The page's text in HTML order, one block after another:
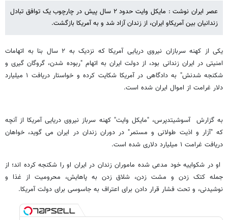
عصر ایران نوشت : مایکل وایت حدود ۲ سال پیش در چارچوب یک توافق تبادل
زندانیان بین آمریکاو ایران، از زندان آزاد شد و به آمریکا بازگشت.
یکی از کهنه سربازان نیروی دریایی آمریکا که نزدیک به ۲ سال بنا به اتهامات
امنیتی در ایران زندانی بود، از دولت ایران به اتهام "ربوده شدن، گروگان گیری و
شکنجه شدنش" به دادگاهی در آمریکا شکایت کرده و خواستار دریافت ۱ میلیارد
دلار غرامت از اموال ایران شده است.
به گزارش آسوشیتدپرس، "مایکل وایت" کهنه سرباز نیروی دریایی آمریکا از آنچه
که "آزار و اذیت طولانی و مستمر" در دوران زندان در ایران می گوید، خواهان
دریافت غرامت ۱ میلیارد دلاری شده است.
او در شکواییه خود مدعی شده ماموران زندان در ایران او را شکنجه کرده اند؛ از
جمله کتک زدن و مشت زدن، شلاق زدن به پاهایش، محرومیت از غذا و
نوشیدنی، و تحت فشار قرار دادن برای اعتراف به جاسوسی برای دولت آمریکا.